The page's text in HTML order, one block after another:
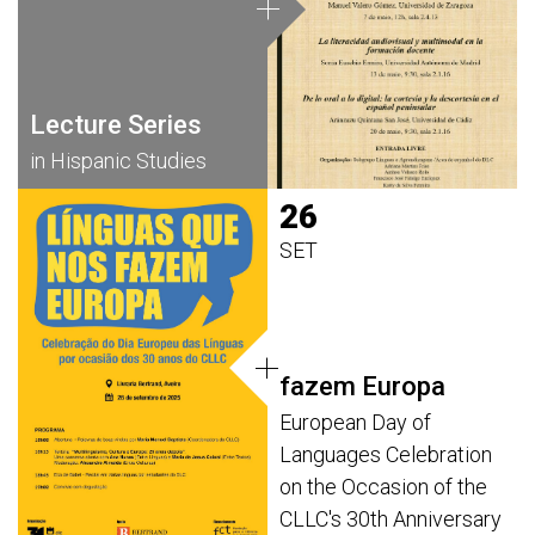
Lecture Series
in Hispanic Studies
26
SET
fazem Europa
European Day of
Languages Celebration
on the Occasion of the
CLLC's 30th Anniversary